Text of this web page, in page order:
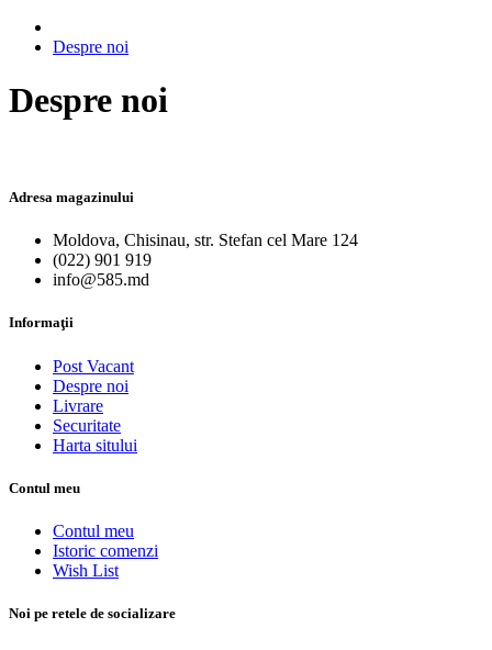
Despre noi
Despre noi
Adresa magazinului
Moldova, Chisinau, str. Stefan cel Mare 124
(022) 901 919
info@585.md
Informaţii
Post Vacant
Despre noi
Livrare
Securitate
Harta sitului
Contul meu
Contul meu
Istoric comenzi
Wish List
Noi pe retele de socializare